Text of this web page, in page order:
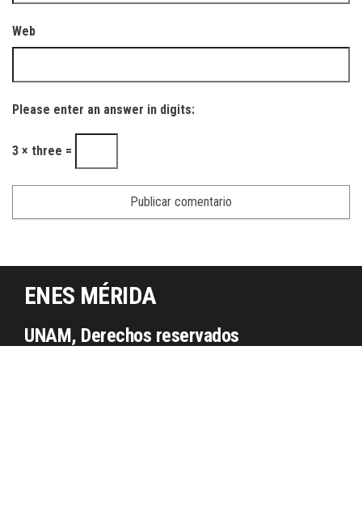
Web
Please enter an answer in digits:
3 × three =
ENES MÉRIDA
UNAM, Derechos reservados